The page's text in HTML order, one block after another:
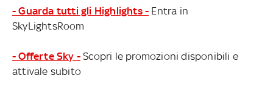
- Guarda tutti gli Highlights - Entra in
SkyLightsRoom
- Offerte Sky - Scopri le promozioni disponibili e
attivale subito